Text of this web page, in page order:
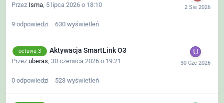
Przez Isma, 5 lipca 2026 o 18:10
9 odpowiedzi 630 wyświetleń
octavia 3 Aktywacja SmartLink O3
Przez uberas 30 czerwca 2026 o 19:21
0 odpowiedzi 523 wyświetleń